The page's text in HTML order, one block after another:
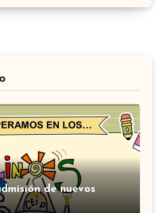
de nuevos